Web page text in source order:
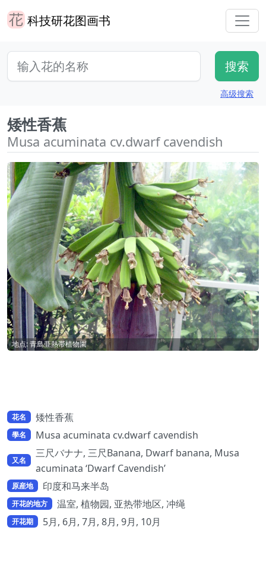
科技研花图画书
高级搜索
矮性香蕉
Musa acuminata cv.dwarf cavendish
地点: 青島亜熱帯植物園
花名 矮性香蕉
學名 Musa acuminata cv.dwarf cavendish
又名
三尺バナナ, 三尺Banana, Dwarf banana, Musa
acuminata ‘Dwarf Cavendish’
原産地 印度和马来半岛
开花的地方 温室, 植物园, 亚热带地区, 冲绳
开花期 5月, 6月, 7月, 8月, 9月, 10月